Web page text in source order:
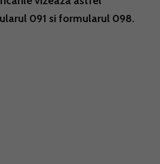
091 si formularul 098.